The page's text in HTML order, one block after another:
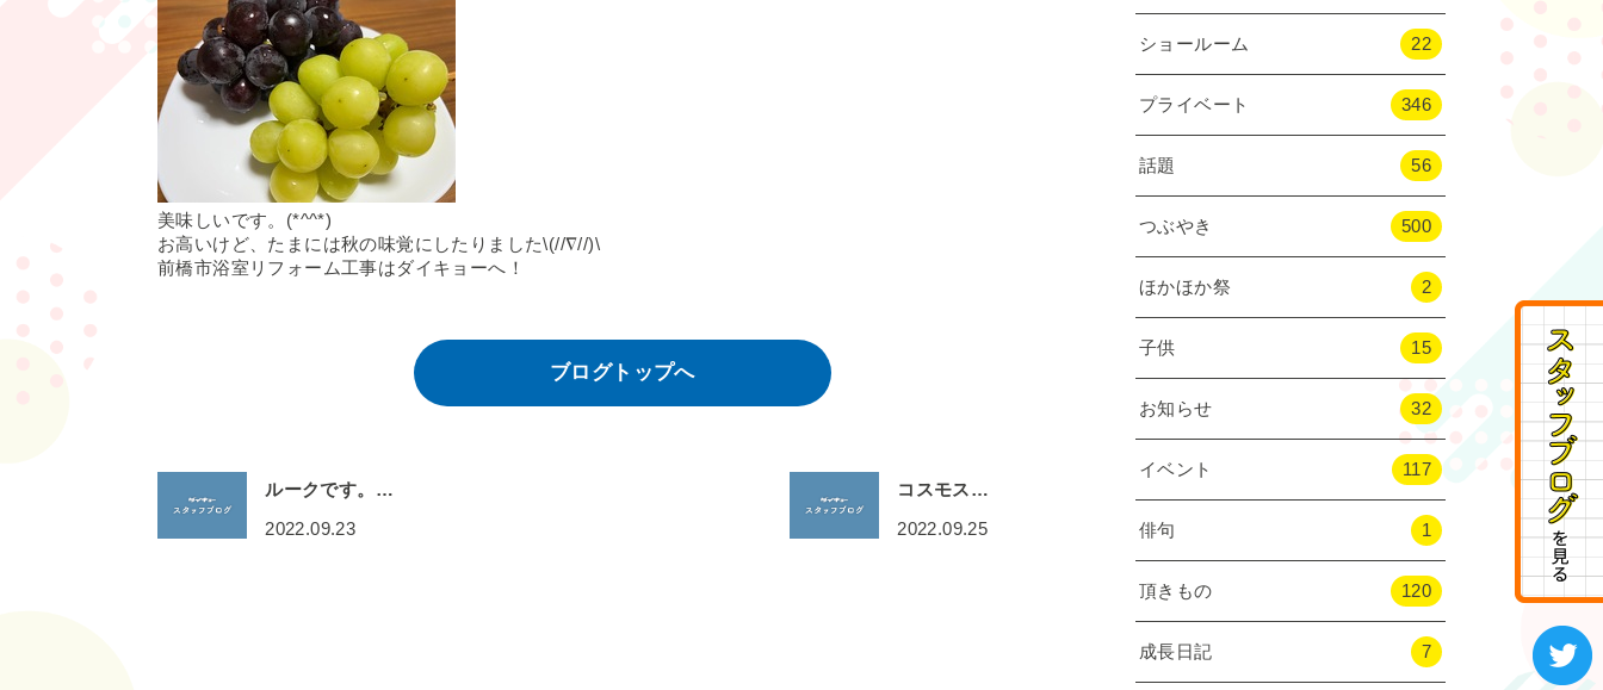
美味しいです。(*^^*)
お高いけど、たまには秋の味覚にしたりました\(//∇//)\
前橋市浴室リフォーム工事はダイキョーへ！
ブログトップへ
ルークです。…
2022.09.23
コスモス…
2022.09.25
ショールーム 22
プライベート 346
話題 56
つぶやき 500
ほかほか祭 2
子供 15
お知らせ 32
イベント 117
俳句 1
頂きもの 120
成長日記 7